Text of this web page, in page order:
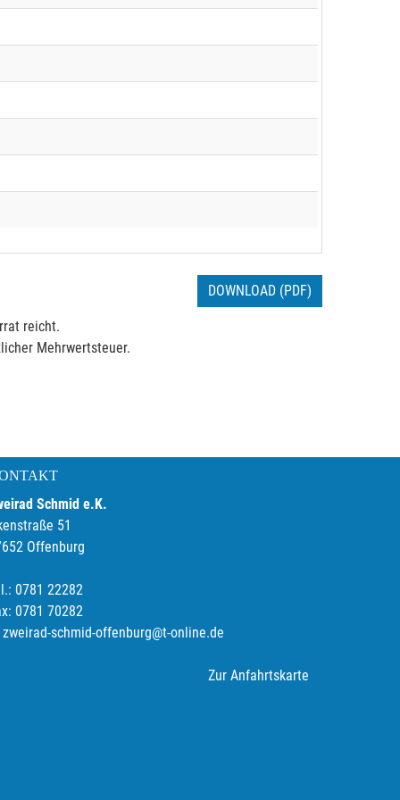
DOWNLOAD (PDF)
reicht.
Mehrwertsteuer.
Schmid e.K.
51
Offenburg
0781 22282
0781 70282
zweirad-schmid-offenburg@t-online.de
Zur Anfahrtskarte